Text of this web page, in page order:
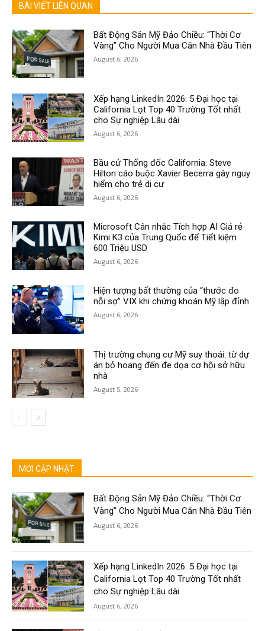
BÀI VIẾT LIÊN QUAN
Bất Động Sản Mỹ Đảo Chiều: “Thời Cơ
Vàng” Cho Người Mua Căn Nhà Đầu Tiên
August 6, 2026
Xếp hạng LinkedIn 2026: 5 Đại học tại
California Lọt Top 40 Trường Tốt nhất
cho Sự nghiệp Lâu dài
August 6, 2026
Bầu cử Thống đốc California: Steve
Hilton cáo buộc Xavier Becerra gây nguy
hiểm cho trẻ di cư
August 6, 2026
Microsoft Cân nhắc Tích hợp AI Giá rẻ
Kimi K3 của Trung Quốc để Tiết kiệm
600 Triệu USD
August 6, 2026
Hiện tượng bất thường của “thước đo
nỗi sợ” VIX khi chứng khoán Mỹ lập đỉnh
August 6, 2026
Thị trường chung cư Mỹ suy thoái: từ dự
án bỏ hoang đến đe dọa cơ hội sở hữu
nhà
August 5, 2026
MỚI CẬP NHẬT
Bất Động Sản Mỹ Đảo Chiều: “Thời Cơ
Vàng” Cho Người Mua Căn Nhà Đầu Tiên
August 6, 2026
Xếp hạng LinkedIn 2026: 5 Đại học tại
California Lọt Top 40 Trường Tốt nhất
cho Sự nghiệp Lâu dài
August 6, 2026